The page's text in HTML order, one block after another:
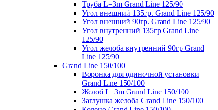
Труба L=3m Grand Line 125/90
Угол внешний 135гр. Grand Line 125/90
Угол внешний 90гр. Grand Line 125/90
Угол внутренний 135гр Grand Line
125/90
Угол желоба внутренний 90гр Grand
Line 125/90
Grand Line 150/100
Воронка для одиночной установки
Grand Line 150/100
Желоб L=3m Grand Line 150/100
Заглушка желоба Grand Line 150/100